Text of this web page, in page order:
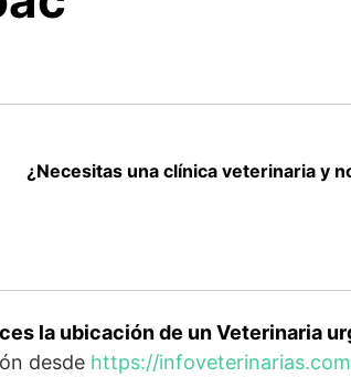
¿Necesitas una clínica veterinaria y
la ubicación de un Veterinaria
desde https://